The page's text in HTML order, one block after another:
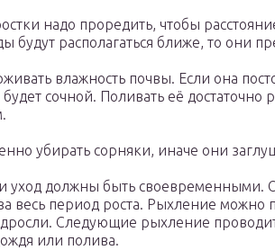
надо проредить, чтобы
будут располагаться ближе, то они
влажность почвы. Если она
сочной. Поливать её достаточно
убирать сорняки, иначе они
должны быть своевременными.
весь период роста. Рыхление можно
Следующие рыхление
или полива.